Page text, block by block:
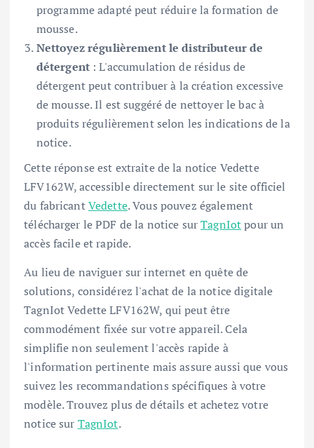
programme adapté peut réduire la formation de
mousse.
Nettoyez régulièrement le distributeur de
détergent: L'accumulation de résidus de
détergent peut contribuer à la création excessive
de mousse. Il est suggéré de nettoyer le bac à
produits régulièrement selon les indications de la
notice.
Cette réponse est extraite de la notice Vedette
LFV162W, accessible directement sur le site officiel
du fabricantVedette. Vous pouvez également
télécharger le PDF de la notice surTagnIotpour un
accès facile et rapide.
Au lieu de naviguer sur internet en quête de
solutions, considérez l'achat de la notice digitale
TagnIot Vedette LFV162W, qui peut être
commodément fixée sur votre appareil. Cela
simplifie non seulement l'accès rapide à
l'information pertinente mais assure aussi que vous
suivez les recommandations spécifiques à votre
modèle. Trouvez plus de détails et achetez votre
notice sur TagnIot.